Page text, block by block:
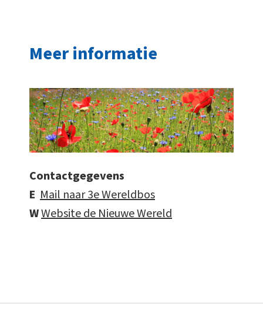
Meer informatie
Contactgegevens
E Mail naar 3e Wereldbos
WWebsite de Nieuwe Wereld